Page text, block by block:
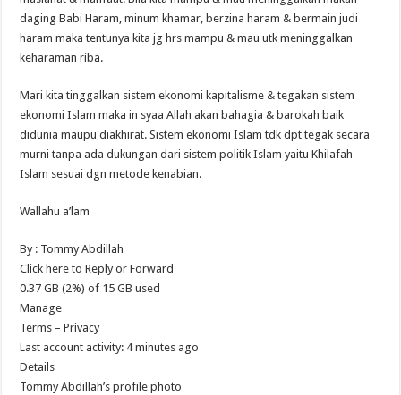
daging Babi Haram, minum khamar, berzina haram & bermain judi
haram maka tentunya kita jg hrs mampu & mau utk meninggalkan
keharaman riba.
Mari kita tinggalkan sistem ekonomi kapitalisme & tegakan sistem
ekonomi Islam maka in syaa Allah akan bahagia & barokah baik
didunia maupu diakhirat. Sistem ekonomi Islam tdk dpt tegak secara
murni tanpa ada dukungan dari sistem politik Islam yaitu Khilafah
Islam sesuai dgn metode kenabian.
Wallahu a’lam
By : Tommy Abdillah
Click here to Reply or Forward
0.37 GB (2%) of 15 GB used
Manage
Terms – Privacy
Last account activity: 4 minutes ago
Details
Tommy Abdillah’s profile photo